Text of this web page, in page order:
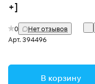
+]
0
Нет отзывов
Арт.394496
В корзину